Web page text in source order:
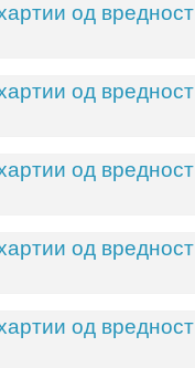
од вредност
од вредност
од вредност
од вредност
од вредност